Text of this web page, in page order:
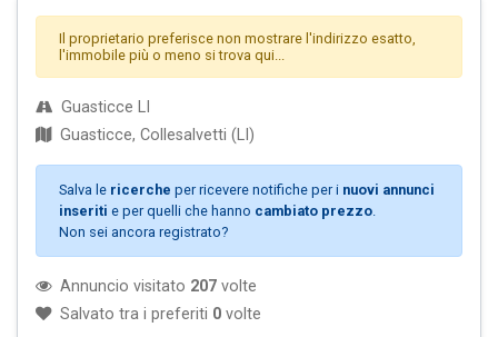
Il proprietario preferisce non mostrare l'indirizzo esatto,
l'immobile più o meno si trova qui...
Guasticce LI
Guasticce, Collesalvetti (LI)
Salva le ricerche per ricevere notifiche per i nuovi annunci
inseriti e per quelli che hanno cambiato prezzo
Non sei ancora registrato?
Annuncio visitato 207 volte
Salvato tra i preferiti 0 volte